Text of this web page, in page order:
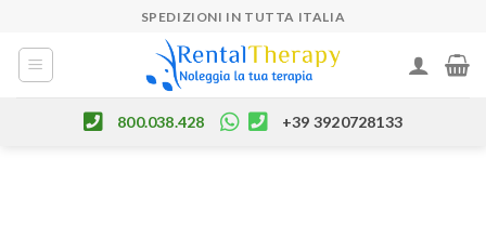
content
SPEDIZIONI IN TUTTA ITALIA
800.038.428 +39 3920728133